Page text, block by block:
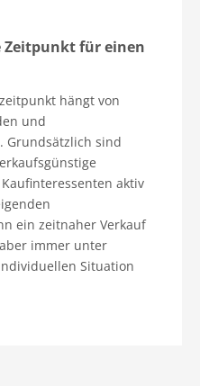
Zeitpunkt für einen
hängt von
und
Grundsätzlich sind
aktiv
ein zeitnaher Verkauf
immer unter
Situation